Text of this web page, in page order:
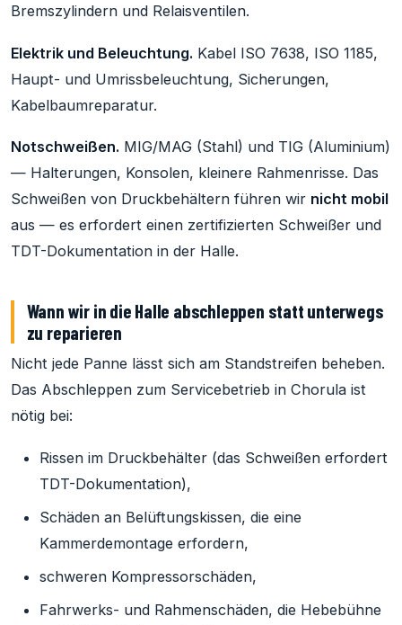
Bremszylindern und Relaisventilen.
Elektrik und Beleuchtung. Kabel ISO 7638, ISO 1185,
Haupt- und Umrissbeleuchtung, Sicherungen,
Kabelbaumreparatur.
Notschweißen. MIG/MAG (Stahl) und TIG (Aluminium)
— Halterungen, Konsolen, kleinere Rahmenrisse. Das
Schweißen von Druckbehältern führen wir nicht mobil
aus — es erfordert einen zertifizierten Schweißer und
TDT-Dokumentation in der Halle.
Wann wir in die Halle abschleppen statt unterwegs
zu reparieren
Nicht jede Panne lässt sich am Standstreifen beheben.
Das Abschleppen zum Servicebetrieb in Chorula ist
nötig bei:
Rissen im Druckbehälter (das Schweißen erfordert
TDT-Dokumentation),
Schäden an Belüftungskissen, die eine
Kammerdemontage erfordern,
schweren Kompressorschäden,
Fahrwerks- und Rahmenschäden, die Hebebühne